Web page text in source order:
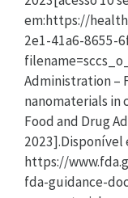
em:https://
2e1-41a6-8655-
Administration –
nanomaterials in
Food and Drug
2023].Disponível
https://
fda-guidance-